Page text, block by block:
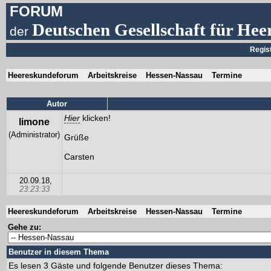
FORUM
derDeutschen Gesellschaft für
Heereskundeforum Arbeitskreise Hessen-Nassau Termine
Autor
limone
(Administrator)
Hier klicken!
Grüße
Carsten
20.09.18,
23:23:33
Heereskundeforum Arbeitskreise Hessen-Nassau
Termine
Gehe zu:
Benutzer in diesem Thema
Es lesen 3 Gäste und folgende Benutzer dieses Thema: